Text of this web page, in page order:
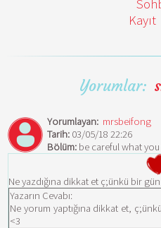
Kayıt
Yorumlar:
Yorumlayan: mrsbeifong
Tarih: 03/05/18 22:26
Bölüm: be careful what
Ne yazdığına dikkat et ç;ünkü bir
Yazarın Cevabı:
Ne yorum yaptığına dikkat et,
<3